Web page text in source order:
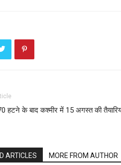
हटने के बाद कश्मीर में 15 अगस्त की
ARTICLES MORE FROM AUTHOR